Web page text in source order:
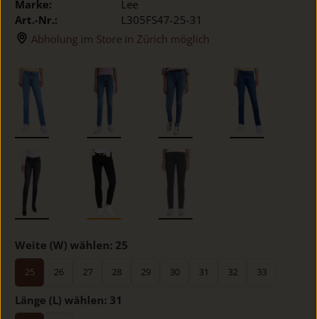
Marke:
Lee
Art.-Nr.:
L305FS47-25-31
Abholung im Store in Zürich möglich
Weite (W) wählen: 25
25 26 27 28 29 30 31 32 33
Länge (L) wählen: 31